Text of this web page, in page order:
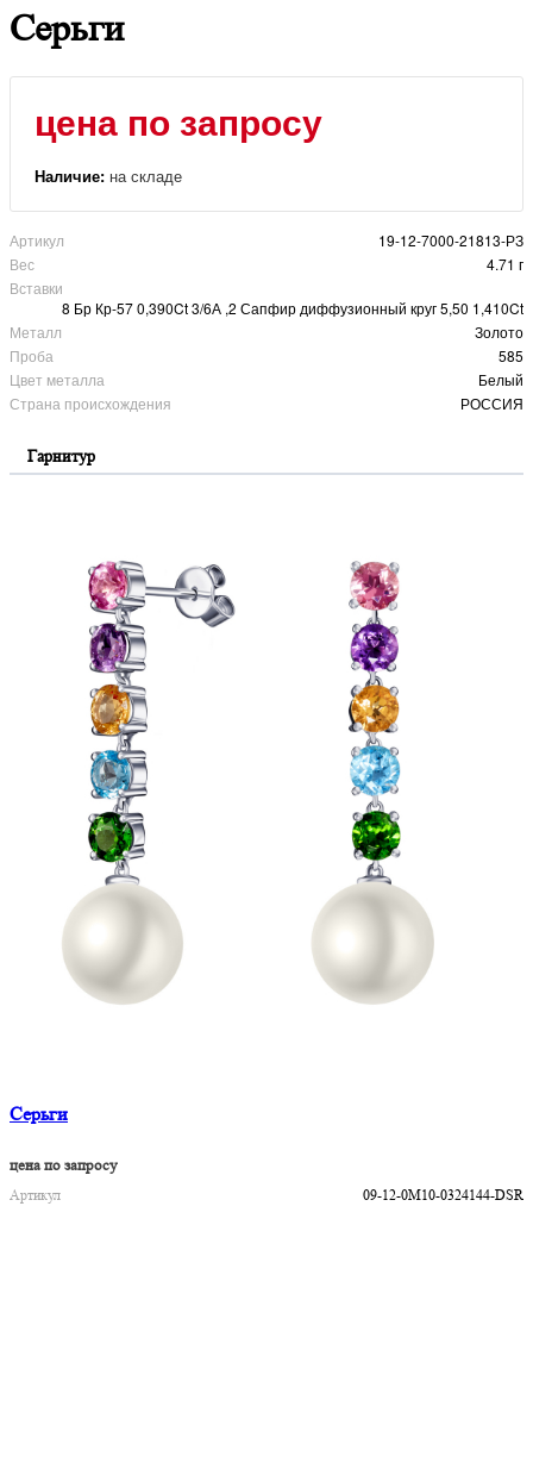
Серьги
цена по запросу
Наличие: на складе
Артикул
19-12-7000-21813-РЗ
Вес
4.71 г
Вставки
8 Бр Кр-57 0,390Ct 3/6А ,2 Сапфир диффузионный круг 5,50 1,410Ct
Металл
Золото
Проба
585
Цвет металла
Белый
Страна происхождения
РОССИЯ
Гарнитур
Серьги
цена по запросу
Артикул
09-12-0M10-0324144-DSR